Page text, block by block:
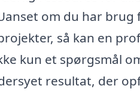
om du har
så kan en
kun et spørgsmål
resultat, der